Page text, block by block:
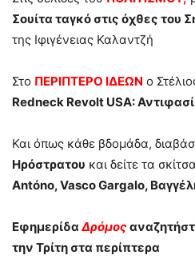
Σουίτα ταγκό στις όχθες του
της Ιφιγένειας Καλαντζή
Στο ΠΕΡΙΠΤΕΡΟ ΙΔΕΩΝ ο
Redneck Revolt USA:
Και όπως κάθε βδομάδα,
Ηρόστρατου και δείτε τα
Antóno, Vasco Gargalo,
Εφημερίδα Δρόμος
την Τρίτη στα περίπτερα